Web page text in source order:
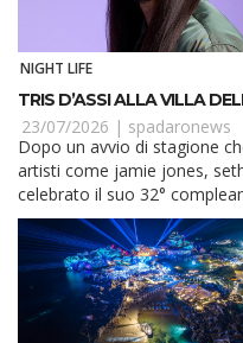
NIGHT LIFE
TRIS D’ASSI ALLA VILLA
23/07/2026 | spadaronews
Dopo un avvio di stagione
artisti come jamie jones,
celebrato il suo 32°